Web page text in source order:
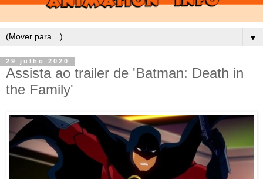
▼
29 julho 2020
Assista ao trailer de 'Batman: Death in
the Family'